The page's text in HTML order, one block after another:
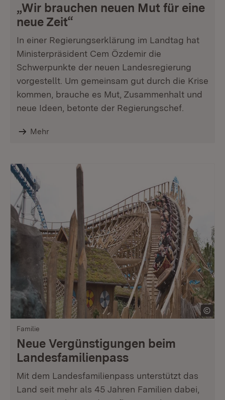
„Wir brauchen neuen Mut für eine
neue Zeit“
In einer Regierungserklärung im Landtag hat
Ministerpräsident Cem Özdemir die
Schwerpunkte der neuen Landesregierung
vorgestellt. Um gemeinsam gut durch die Krise
kommen, brauche es Mut, Zusammenhalt und
neue Ideen, betonte der Regierungschef.
Mehr
Familie
Neue Vergünstigungen beim
Landesfamilienpass
Mit dem Landesfamilienpass unterstützt das
Land seit mehr als 45 Jahren Familien dabei,